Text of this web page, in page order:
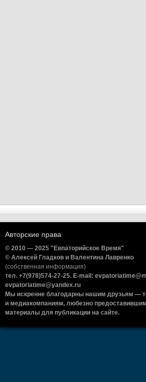
Авторские права
© 2010 — 2025 "Евпаторийское Время"
© Алексей Гладков и Валентина Лавренко
(собственная информация)
тел. +7(978)574-27-25. E-mail:
evpatoriatime@yandex.ru
Мы искренне благодарны нашим друзьям —
и медиакомпаниям, любезно
материалы для публикации на сайте.